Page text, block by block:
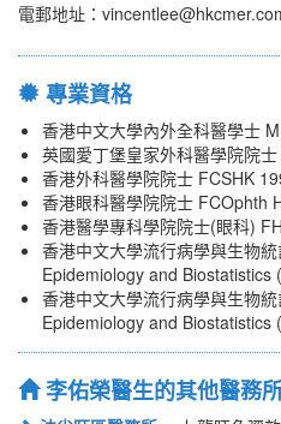
電郵地址：
專業資格
香港中文大學內外全科醫學士
英國愛丁堡皇家外科醫學院院
香港外科醫學院院士 FCSHK
香港眼科醫學院院士 FCOphth
香港醫學專科學院院士(眼科)
香港中文大學流行病學與生物
Epidemiology and Biostatistics
香港中文大學流行病學與生物
Epidemiology and Biostatistics
李佑榮醫生的其他醫務